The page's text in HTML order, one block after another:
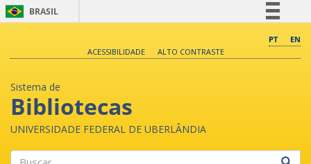
BRASIL
Comunica BR
PT
EN
ACESSIBILIDADE
ALTO CONTRASTE
Sistema de
Bibliotecas
UNIVERSIDADE FEDERAL DE UBERLÂNDIA